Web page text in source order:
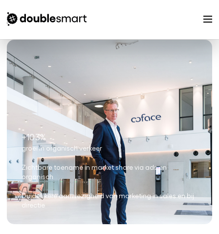
+103%
groei in organisch verkeer
Zichtbare toename in market share via ads en
organisch
Duidelijkere aanwezigheid van marketing in sales en bij
directie